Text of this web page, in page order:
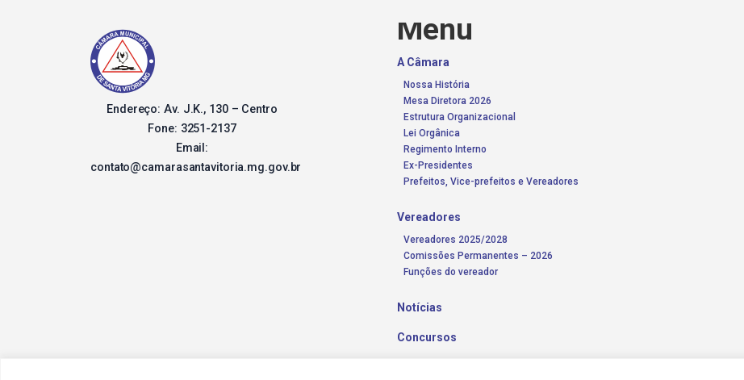
Endereço: Av. J.K., 130 – Centro
Fone: 3251-2137
Email:
contato@camarasantavitoria.mg.gov.br
Menu
A Câmara
Nossa História
Mesa Diretora 2026
Estrutura Organizacional
Lei Orgânica
Regimento Interno
Ex-Presidentes
Prefeitos, Vice-prefeitos e Vereadores
Vereadores
Vereadores 2025/2028
Comissões Permanentes – 2026
Funções do vereador
Notícias
Concursos